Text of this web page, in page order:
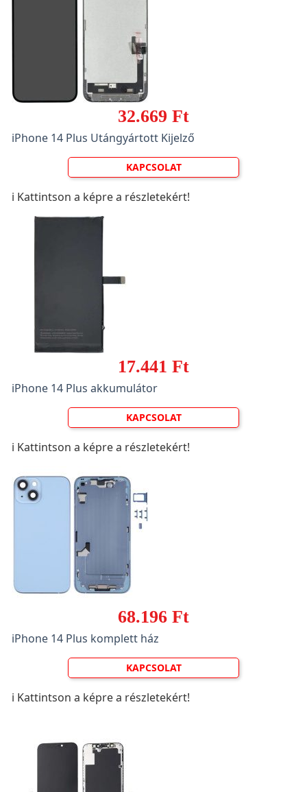
32.669 Ft
iPhone 14 Plus Utángyártott Kijelző
KAPCSOLAT
ℹ️ Kattintson a képre a részletekért!
17.441 Ft
iPhone 14 Plus akkumulátor
KAPCSOLAT
ℹ️ Kattintson a képre a részletekért!
68.196 Ft
iPhone 14 Plus komplett ház
KAPCSOLAT
ℹ️ Kattintson a képre a részletekért!